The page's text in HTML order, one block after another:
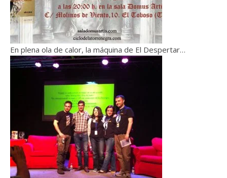
En plena ola de calor, la máquina de El Despertar…